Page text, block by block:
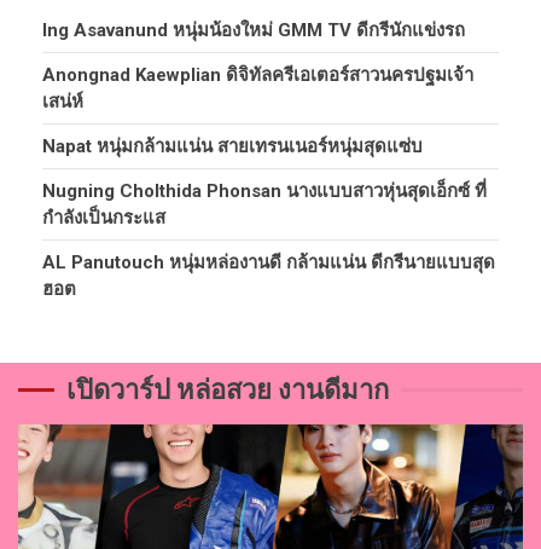
Ing Asavanund หนุ่มน้องใหม่ GMM TV ดีกรีนักแข่งรถ
Anongnad Kaewplian ดิจิทัลครีเอเตอร์สาวนครปฐมเจ้า
เสน่ห์
Napat หนุ่มกล้ามแน่น สายเทรนเนอร์หนุ่มสุดแซ่บ
Nugning Cholthida Phonsan นางแบบสาวหุ่นสุดเอ็กซ์ ที่
กำลังเป็นกระแส
AL Panutouch หนุ่มหล่องานดี กล้ามแน่น ดีกรีนายแบบสุด
ฮอต
เปิดวาร์ป หล่อสวย งานดีมาก